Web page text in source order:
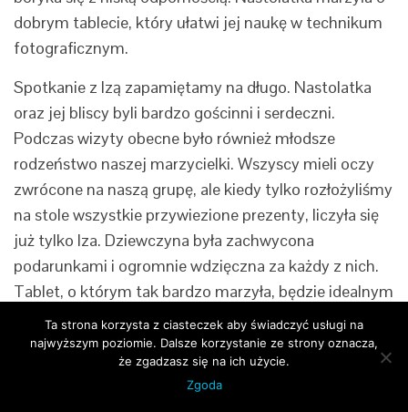
dobrym tablecie, który ułatwi jej naukę w technikum
fotograficznym.
Spotkanie z Izą zapamiętamy na długo. Nastolatka
oraz jej bliscy byli bardzo gościnni i serdeczni.
Podczas wizyty obecne było również młodsze
rodzeństwo naszej marzycielki. Wszyscy mieli oczy
zwrócone na naszą grupę, ale kiedy tylko rozłożyliśmy
na stole wszystkie przywiezione prezenty, liczyła się
już tylko Iza. Dziewczyna była zachwycona
podarunkami i ogromnie wdzięczna za każdy z nich.
Tablet, o którym tak bardzo marzyła, będzie idealnym
narzędziem edukacyjnym. Iza chodzi do technikum
fotograficznego i ciągle musi korzystać z nowych
technologii. Jest bardzo utalentowaną uczennicą,
nauczyciele bardzo chwalą jej zdjęcia, a sama
Ta strona korzysta z ciasteczek aby świadczyć usługi na
najwyższym poziomie. Dalsze korzystanie ze strony oznacza,
że zgadzasz się na ich użycie.
Zgoda